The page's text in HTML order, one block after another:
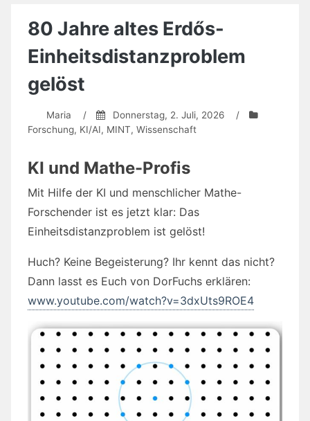
verlassen?
Warum
80 Jahre altes Erdős-
Einheitsdistanzproblem
gelöst
Maria / Donnerstag, 2. Juli, 2026
/
Forschung, KI/AI, MINT, Wissenschaft
KI und Mathe-Profis
Mit Hilfe der KI und menschlicher Mathe-
Forschender ist es jetzt klar: Das
Einheitsdistanzproblem ist gelöst!
Huch? Keine Begeisterung? Ihr kennt das nicht?
Dann lasst es Euch von DorFuchs erklären:
www.youtube.com/watch?v=3dxUts9ROE4